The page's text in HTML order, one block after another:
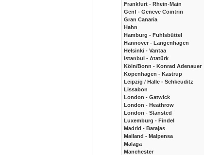
Frankfurt - Rhein-Main
Genf - Geneve Cointrin
Gran Canaria
Hahn
Hamburg - Fuhlsbüttel
Hannover - Langenhagen
Helsinki - Vantaa
Istanbul - Atatürk
Köln/Bonn - Konrad Adenauer
Kopenhagen - Kastrup
Leipzig / Halle - Schkeuditz
Lissabon
London - Gatwick
London - Heathrow
London - Stansted
Luxemburg - Findel
Madrid - Barajas
Mailand - Malpensa
Malaga
Manchester